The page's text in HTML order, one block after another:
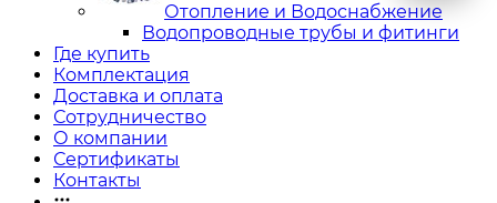
Отопление и Водоснабжение
Водопроводные трубы и фитинги
Где купить
Комплектация
Доставка и оплата
Сотрудничество
О компании
Сертификаты
Контакты